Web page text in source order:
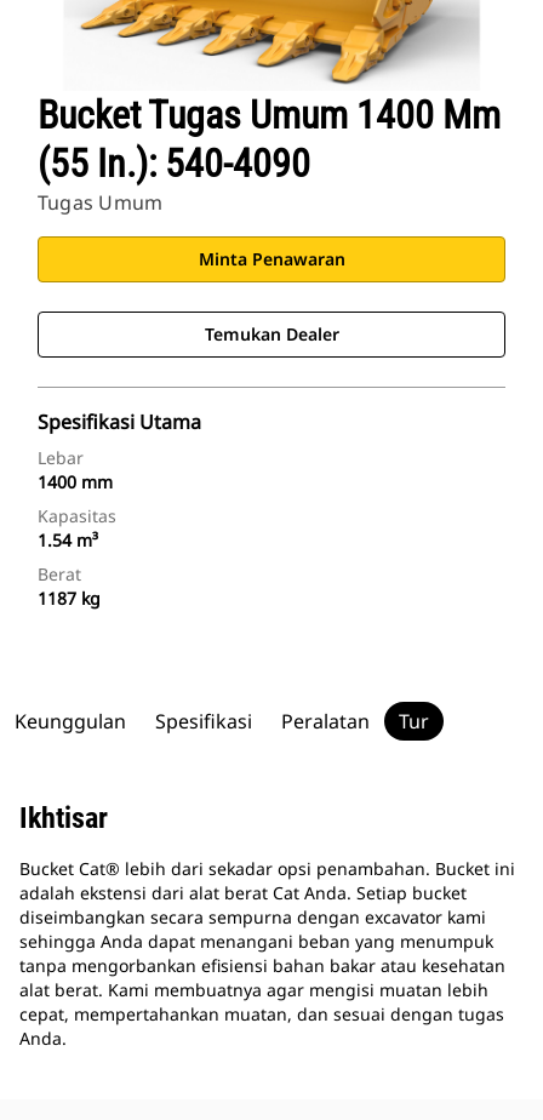
Bucket Tugas Umum 1400 Mm
(55 In.): 540-4090
Tugas Umum
Minta Penawaran
Temukan Dealer
Spesifikasi Utama
Lebar
1400 mm
Kapasitas
1.54 m³
Berat
1187 kg
Keunggulan Spesifikasi Peralatan Tur
Ikhtisar
Bucket Cat® lebih dari sekadar opsi penambahan. Bucket ini
adalah ekstensi dari alat berat Cat Anda. Setiap bucket
diseimbangkan secara sempurna dengan excavator kami
sehingga Anda dapat menangani beban yang menumpuk
tanpa mengorbankan efisiensi bahan bakar atau kesehatan
alat berat. Kami membuatnya agar mengisi muatan lebih
cepat, mempertahankan muatan, dan sesuai dengan tugas
Anda.